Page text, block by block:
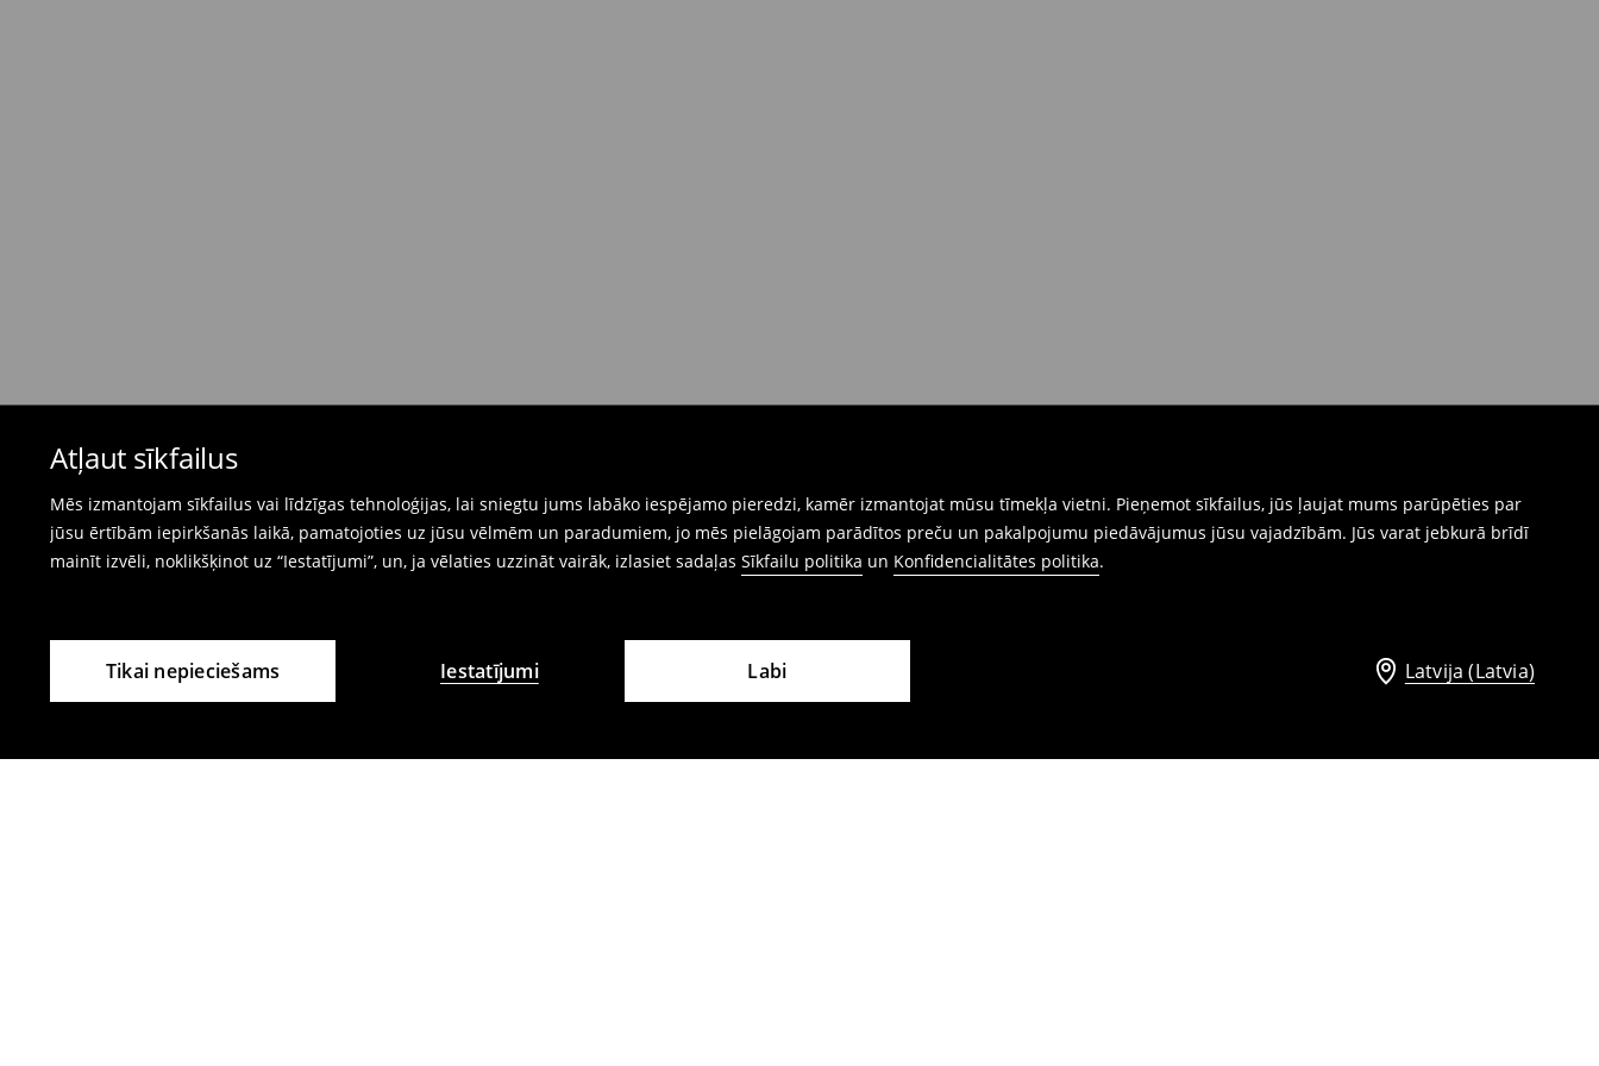
Atļaut sīkfailus
Mēs izmantojam sīkfailus vai līdzīgas tehnoloģijas, lai sniegtu jums labāko iespējamo pieredzi, kamēr izmantojat mūsu tīmekļa vietni. Pieņemot sīkfailus, jūs ļaujat mums parūpēties par
jūsu ērtībām iepirkšanās laikā, pamatojoties uz jūsu vēlmēm un paradumiem, jo mēs pielāgojam parādītos preču un pakalpojumu piedāvājumus jūsu vajadzībām. Jūs varat jebkurā brīdī
mainīt izvēli, noklikšķinot uz “Iestatījumi”, un, ja vēlaties uzzināt vairāk, izlasiet sadaļas Sīkfailu politika un Konfidencialitātes politika.
Tikai nepieciešams Iestatījumi Labi Latvija (Latvia)
preču atgriešanas veidlapu tiešsaistē.